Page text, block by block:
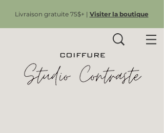
Livraison gratuite 75$+ | Visiter la boutique